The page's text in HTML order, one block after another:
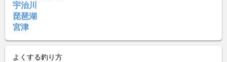
宇治川
琵琶湖
宮津
よくする釣り方